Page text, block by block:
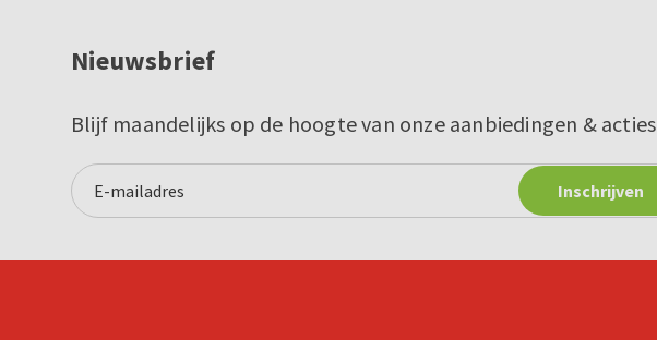
Nieuwsbrief
Blijf maandelijks op de hoogte van onze aanbiedingen & acties